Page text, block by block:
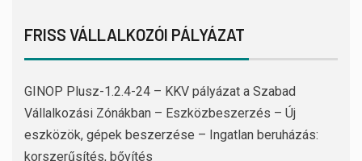
FRISS VÁLLALKOZÓI PÁLYÁZAT
GINOP Plusz-1.2.4-24 – KKV pályázat a Szabad
Vállalkozási Zónákban – Eszközbeszerzés – Új
eszközök, gépek beszerzése – Ingatlan beruházás:
korszerűsítés, bővítés